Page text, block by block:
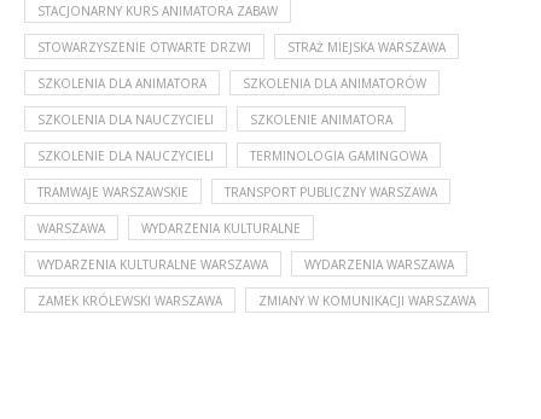
STACJONARNY KURS ANIMATORA ZABAW
STOWARZYSZENIE OTWARTE DRZWI STRAŻ MIEJSKA WARSZAWA
SZKOLENIA DLA ANIMATORA SZKOLENIA DLA ANIMATORÓW
SZKOLENIA DLA NAUCZYCIELI SZKOLENIE ANIMATORA
SZKOLENIE DLA NAUCZYCIELI TERMINOLOGIA GAMINGOWA
TRAMWAJE WARSZAWSKIE TRANSPORT PUBLICZNY WARSZAWA
WARSZAWA WYDARZENIA KULTURALNE
WYDARZENIA KULTURALNE WARSZAWA WYDARZENIA WARSZAWA
ZAMEK KRÓLEWSKI WARSZAWA ZMIANY W KOMUNIKACJI WARSZAWA